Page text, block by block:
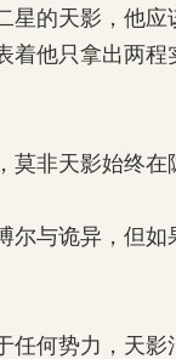
的天影，他应
他只拿出两
莫非天影始终
与诡异，但如
何势力，天影